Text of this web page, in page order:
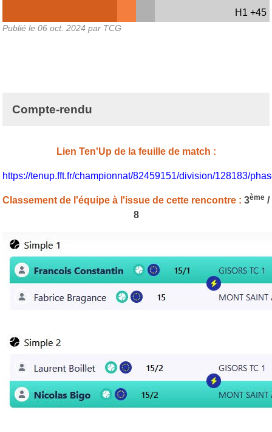
H1 +45
Publié le 06 oct. 2024 par TCG
Compte-rendu
Lien Ten'Up de la feuille de match :
https://tenup.fft.fr/championnat/82459151/division/128183/
Classement de l'équipe à l'issue de cette rencontre : 3ème /
8